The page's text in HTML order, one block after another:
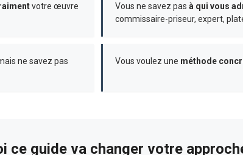
votre œuvre Vous ne savez pas à qui vous
commissaire-priseur, expert,
ne savez pas
Vous voulez une méthode
ce guide va changer votre